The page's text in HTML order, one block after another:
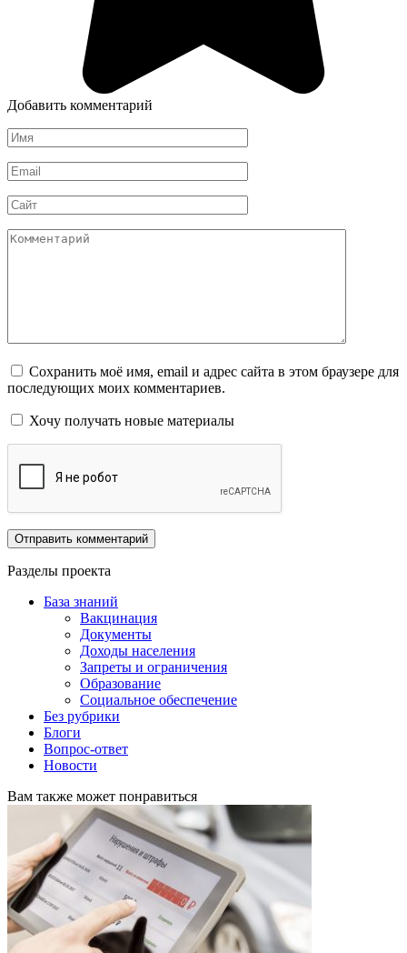
Добавить комментарий
Имя
*
Email
*
Сайт
Комментарий
Сохранить моё имя, email и адрес сайта в этом браузере для
последующих моих комментариев.
Хочу получать новые материалы
Разделы проекта
База знаний
Вакцинация
Документы
Доходы населения
Запреты и ограничения
Образование
Социальное обеспечение
Без рубрики
Блоги
Вопрос-ответ
Новости
Вам также может понравиться